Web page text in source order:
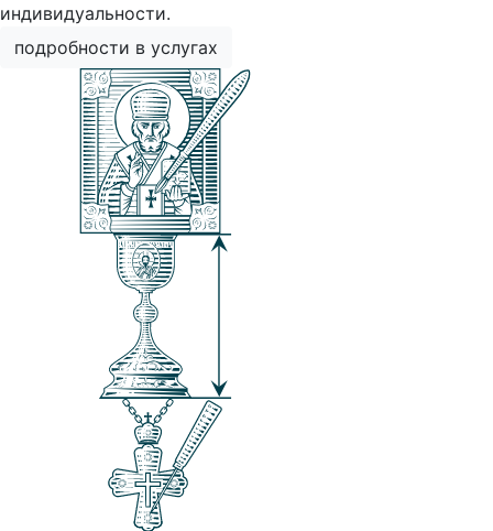
индивидуальности.
подробности в услугах